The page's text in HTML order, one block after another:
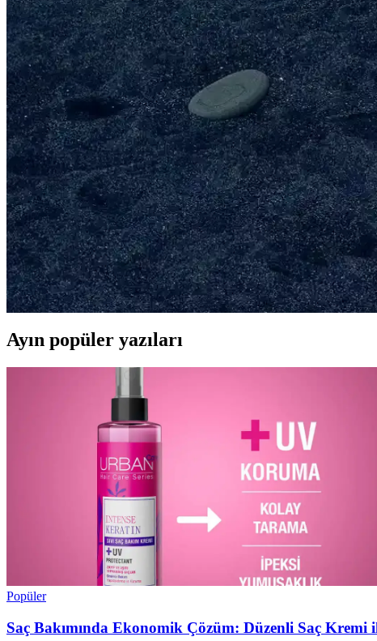
Evde Kebap Yapımında Beyti Eti Kullanımı ve Lezzetli
Beyti eti, yüksek kalite ve tazelikle evde kebap yapımını kolaylaştırır,
Evde Kebap Yapımı İçin Doğru Et Seçimi ve Püf
Evde kebap yaparken en önemli adımlardan biri doğru et seçimi. Taze,
Beyti Kebabı İçin En Uygun Kuzu Eti Seçimi ve
Beyti kebabının lezzetli ve sağlıklı olması için taze, yeterince yağlı
Özkan Şalgam 1 lt Acılı Şalgam Suyu: Geleneksel
Özkan Şalgam 1 litrelik acılı şalgam suyu, geleneksel tariflere uygun,
2025'te Et Soslarıyla Sofralarınızı Şölene
Et soslarının büyülü dünyasını keşfedin, lezzeti artıran tariflerle
Ayın popüler yazıları
Popüler
Saç Bakımında Ekonomik Çözüm: Düzenli Saç